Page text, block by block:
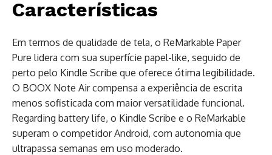
Características
Em termos de qualidade de tela, o ReMarkable Paper
Pure lidera com sua superfície papel-like, seguido de
perto pelo Kindle Scribe que oferece ótima legibilidade.
O BOOX Note Air compensa a experiência de escrita
menos sofisticada com maior versatilidade funcional.
Regarding battery life, o Kindle Scribe e o ReMarkable
superam o competidor Android, com autonomia que
ultrapassa semanas em uso moderado.